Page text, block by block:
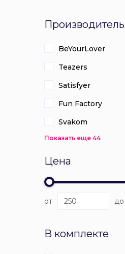
Производитель
BeYourLover
Teazers
Satisfyer
Fun Factory
Svakom
Показать еще 44
Цена
от до
В комплекте